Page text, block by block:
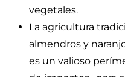
vegetales.
La agricultura
almendros y
es un valioso